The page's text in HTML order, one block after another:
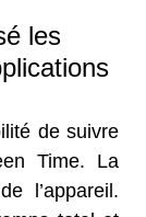
les
de suivre
Time. La
l’appareil.